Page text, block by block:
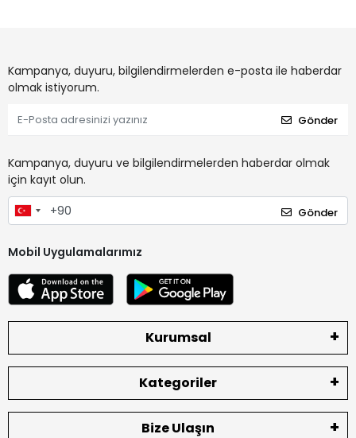
Kampanya, duyuru, bilgilendirmelerden e-posta ile haberdar
olmak istiyorum.
Gönder
Kampanya, duyuru ve bilgilendirmelerden haberdar olmak
için kayıt olun.
Gönder
Mobil Uygulamalarımız
Kurumsal
Kategoriler
Bize Ulaşın